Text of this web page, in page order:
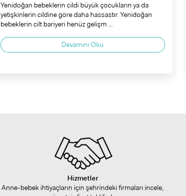
Yenidoğan bebeklerin cildi büyük çocukların ya da
yetişkinlerin cildine göre daha hassastır. Yenidoğan
bebeklerin cilt bariyeri henüz gelişm ...
Devamını Oku
Hizmetler
Anne-bebek ihtiyaçların için şehrindeki firmaları incele,